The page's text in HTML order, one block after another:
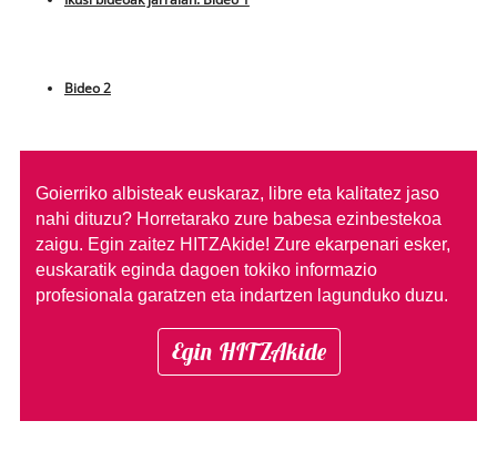
Bideo 2
Goierriko albisteak euskaraz, libre eta kalitatez jaso
nahi dituzu? Horretarako zure babesa ezinbestekoa
zaigu. Egin zaitez HITZAkide! Zure ekarpenari esker,
euskaratik eginda dagoen tokiko informazio
profesionala garatzen eta indartzen lagunduko duzu.
Egin HITZAkide